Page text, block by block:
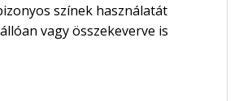
színek használatát
vagy összekeverve is